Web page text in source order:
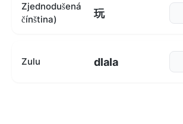
Zjednodušená
čínština)
玩
Zulu dlala